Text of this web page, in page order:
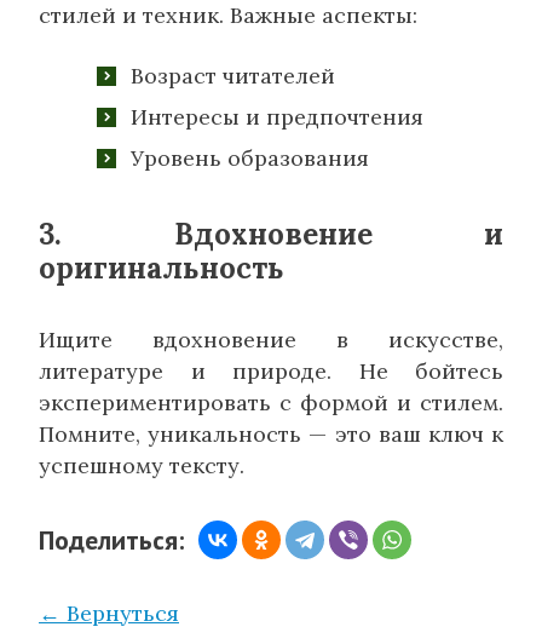
стилей и техник. Важные аспекты:
Возраст читателей
Интересы и предпочтения
Уровень образования
3. Вдохновение и
оригинальность
Ищите вдохновение в искусстве,
литературе и природе. Не бойтесь
экспериментировать с формой и стилем.
Помните, уникальность — это ваш ключ к
успешному тексту.
Поделиться:
← Вернуться